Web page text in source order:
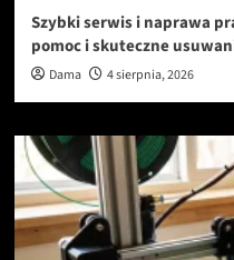
Szybki serwis i naprawa
pomoc i skuteczne
Dama 4 sierpnia, 2026